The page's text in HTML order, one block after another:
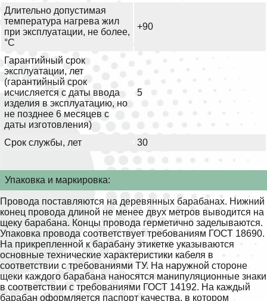
Длительно допустимая
температура нагрева жил
при эксплуатации, не более,
°С
+90
Гарантийный срок
эксплуатации, лет
(гарантийный срок
исчисляется с даты ввода
изделия в эксплуатацию, но
не позднее 6 месяцев с
даты изготовления)
5
Срок службы, лет 30
Упаковка и маркировка:
Провода поставляются на деревянных барабанах. Нижний
конец провода длиной не менее двух метров выводится на
щеку барабана. Концы провода герметично заделываются.
Упаковка провода соответствует требованиям ГОСТ 18690.
На прикрепленной к барабану этикетке указываются
основные технические характеристики кабеля в
соответствии с требованиями ТУ. На наружной стороне
щеки каждого барабана наносятся манипуляционные знаки
в соответствии с требованиями ГОСТ 14192. На каждый
барабан оформляется паспорт качества, в котором